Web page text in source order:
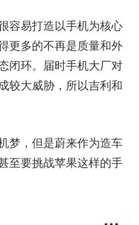
容易打造以手机为核心
更多的不再是质量和外
闭环。届时手机大厂对
较大威胁，所以吉利和
梦，但是蔚来作为造车
至要挑战苹果这样的手